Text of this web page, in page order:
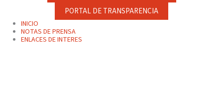
PORTAL DE TRANSPARENCIA
INICIO
NOTAS DE PRENSA
ENLACES DE INTERES